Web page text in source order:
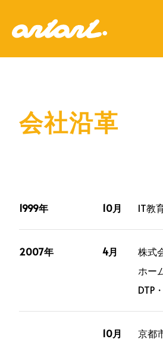
会社沿革
1999年 10月 IT教
2007年 4月
株式
ホー
DTP
10月 京都